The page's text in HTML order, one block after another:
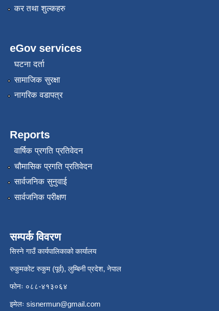
कर तथा शुल्कहरु
eGov services
घटना दर्ता
सामाजिक सुरक्षा
नागरिक वडापत्र
Reports
वार्षिक प्रगति प्रतिवेदन
चौमासिक प्रगति प्रतिवेदन
सार्वजनिक सुनुवाई
सार्वजनिक परीक्षण
सम्पर्क विवरण
सिस्ने गाउँ कार्यपालिकाको कार्यालय
रुकुमकोट रुकुम (पूर्व), लुम्बिनी प्रदेश, नेपाल
फोनः ०८८-४१३०६४
इमेलः sisnermun@gmail.com